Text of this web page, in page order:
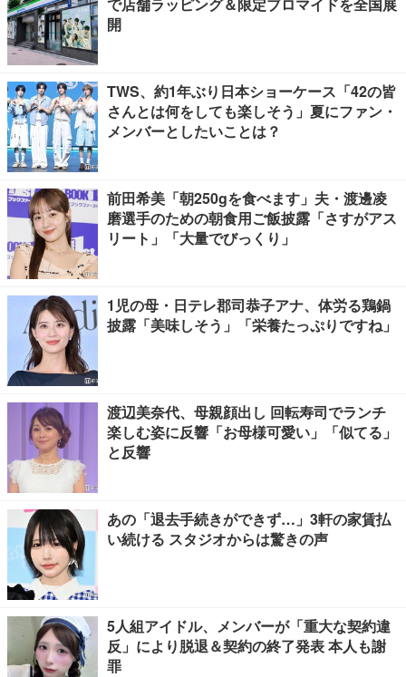
開
TWS、約1年ぶり日本ショーケース「42の皆
さんとは何をしても楽しそう」夏にファン・
メンバーとしたいことは？
前田希美「朝250gを食べます」夫・渡邊凌
磨選手のための朝食用ご飯披露「さすがアス
リート」「大量でびっくり」
1児の母・日テレ郡司恭子アナ、体労る鶏鍋
披露「美味しそう」「栄養たっぷりですね」
渡辺美奈代、母親顔出し 回転寿司でランチ
楽しむ姿に反響「お母様可愛い」「似てる」
と反響
あの「退去手続きができず…」3軒の家賃払
い続ける スタジオからは驚きの声
5人組アイドル、メンバーが「重大な契約違
反」により脱退＆契約の終了発表 本人も謝
罪